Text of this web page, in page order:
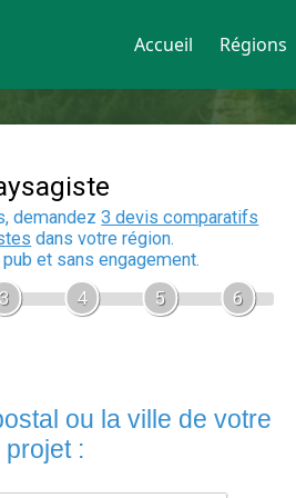
Accueil Régions
Devis
En 5 minutes,
auxpaysagistes
Gratuit, sans pub et